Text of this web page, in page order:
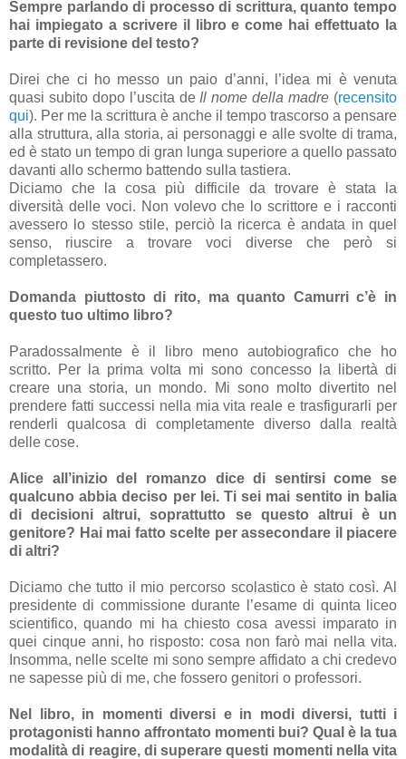
Sempre parlando di processo di scrittura, quanto tempo
hai impiegato a scrivere il libro e come hai effettuato la
parte di revisione del testo?
Direi che ci ho messo un paio d’anni, l’idea mi è venuta
quasi subito dopo l’uscita de Il nome della madre (recensito
qui). Per me la scrittura è anche il tempo trascorso a pensare
alla struttura, alla storia, ai personaggi e alle svolte di trama,
ed è stato un tempo di gran lunga superiore a quello passato
davanti allo schermo battendo sulla tastiera.
Diciamo che la cosa più difficile da trovare è stata la
diversità delle voci. Non volevo che lo scrittore e i racconti
avessero lo stesso stile, perciò la ricerca è andata in quel
senso, riuscire a trovare voci diverse che però si
completassero.
Domanda piuttosto di rito, ma quanto Camurri c’è in
questo tuo ultimo libro?
Paradossalmente è il libro meno autobiografico che ho
scritto. Per la prima volta mi sono concesso la libertà di
creare una storia, un mondo. Mi sono molto divertito nel
prendere fatti successi nella mia vita reale e trasfigurarli per
renderli qualcosa di completamente diverso dalla realtà
delle cose.
Alice all’inizio del romanzo dice di sentirsi come se
qualcuno abbia deciso per lei. Ti sei mai sentito in balia
di decisioni altrui, soprattutto se questo altrui è un
genitore? Hai mai fatto scelte per assecondare il piacere
di altri?
Diciamo che tutto il mio percorso scolastico è stato così. Al
presidente di commissione durante l’esame di quinta liceo
scientifico, quando mi ha chiesto cosa avessi imparato in
quei cinque anni, ho risposto: cosa non farò mai nella vita.
Insomma, nelle scelte mi sono sempre affidato a chi credevo
ne sapesse più di me, che fossero genitori o professori.
Nel libro, in momenti diversi e in modi diversi, tutti i
protagonisti hanno affrontato momenti bui? Qual è la tua
modalità di reagire, di superare questi momenti nella vita